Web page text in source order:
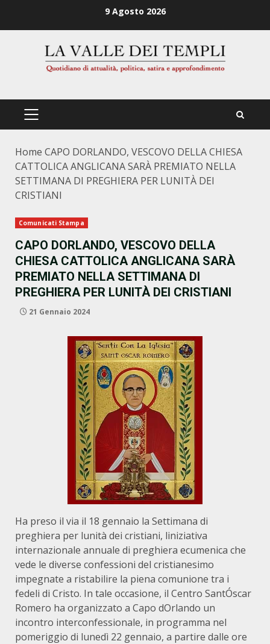
9 Agosto 2026
PRIMÄRES
Home CAPO DORLANDO, VESCOVO DELLA CHIESA
CATTOLICA ANGLICANA SARÀ PREMIATO NELLA
SETTIMANA DI PREGHIERA PER LUNITÀ DEI
CRISTIANI
Comunicati Stampa
CAPO DORLANDO, VESCOVO DELLA
CHIESA CATTOLICA ANGLICANA SARÀ
PREMIATO NELLA SETTIMANA DI
PREGHIERA PER LUNITÀ DEI CRISTIANI
21 Gennaio 2024
Ha preso il via il 18 gennaio la Settimana di
preghiera per lunità dei cristiani, liniziativa
internazionale annuale di preghiera ecumenica che
vede le diverse confessioni del cristianesimo
impegnate a ristabilire la piena comunione tra i
fedeli di Cristo. In tale occasione, il Centro SantÓscar
Romero ha organizzato a Capo dOrlando un
incontro interconfessionale, in programma nel
pomeriggio di lunedì 22 gennaio, a partire dalle ore